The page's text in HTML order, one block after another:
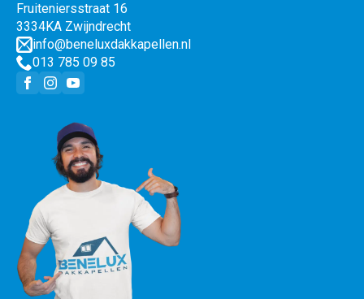
Fruiteniersstraat 16
3334KA Zwijndrecht
info@beneluxdakkapellen.nl
013 785 09 85